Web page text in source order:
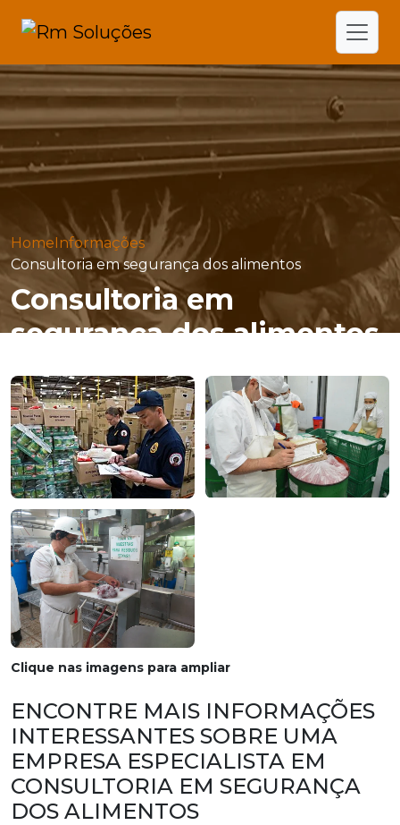
HomeInformações
Consultoria em segurança dos alimentos
Consultoria em
segurança dos alimentos
Clique nas imagens para ampliar
ENCONTRE MAIS INFORMAÇÕES
INTERESSANTES SOBRE UMA
EMPRESA ESPECIALISTA EM
CONSULTORIA EM SEGURANÇA
DOS ALIMENTOS